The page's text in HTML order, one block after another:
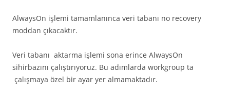
AlwaysOn işlemi tamamlanınca veri tabanı no recovery
moddan çıkacaktır.
Veri tabanı aktarma işlemi sona erince AlwaysOn
sihirbazını çalıştırıyoruz. Bu adımlarda workgroup ta
çalışmaya özel bir ayar yer almamaktadır.